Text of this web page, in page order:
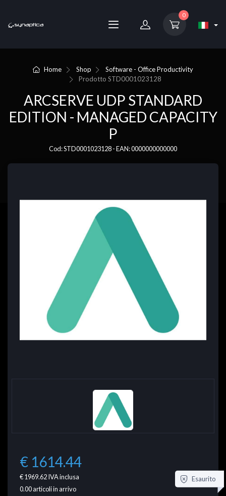
0
Home Shop
Software - Office Productivity
ProdottoSTD0001023128
ARCSERVE UDP STANDARD
EDITION - MANAGED CAPACITY
P
Cod: STD0001023128 - EAN: 0000000000000
€ 1614.44
€ 1969.62IVA inclusa
0.00articoli in arrivo
Esaurito